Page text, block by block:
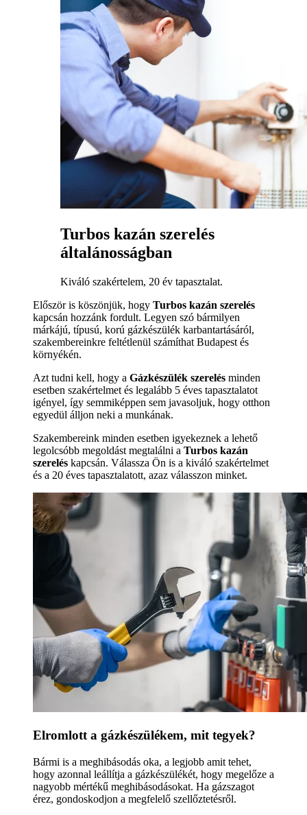
Turbos kazán szerelés
általánosságban
Kiváló szakértelem, 20 év tapasztalat.
Először is köszönjük, hogy Turbos kazán szerelés
kapcsán hozzánk fordult. Legyen szó bármilyen
márkájú, típusú, korú gázkészülék karbantartásáról,
szakembereinkre feltétlenül számíthat Budapest és
környékén.
Azt tudni kell, hogy a Gázkészülék szerelés minden
esetben szakértelmet és legalább 5 éves tapasztalatot
igényel, így semmiképpen sem javasoljuk, hogy otthon
egyedül álljon neki a munkának.
Szakembereink minden esetben igyekeznek a lehető
legolcsóbb megoldást megtalálni a Turbos kazán
szerelés kapcsán. Válassza Ön is a kiváló szakértelmet
és a 20 éves tapasztalatott, azaz válasszon minket.
Elromlott a gázkészülékem, mit tegyek?
Bármi is a meghibásodás oka, a legjobb amit tehet,
hogy azonnal leállítja a gázkészülékét, hogy megelőze a
nagyobb mértékű meghibásodásokat. Ha gázszagot
érez, gondoskodjon a megfelelő szellőztetésről.